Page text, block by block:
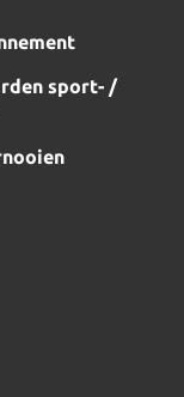
sport- /